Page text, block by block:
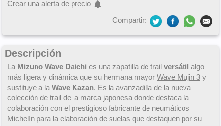
Crear una alerta de precio
Compartir:
Descripción
La Mizuno Wave Daichi es una zapatilla de trail versátil algo
más ligera y dinámica que su hermana mayor Wave Mujin 3 y
sustituye a la Wave Kazan. Es la avanzadilla de la nueva
colección de trail de la marca japonesa donde destaca la
colaboración con el prestigioso fabricante de neumáticos
Michelín para la elaboración de suelas que destaquen por su